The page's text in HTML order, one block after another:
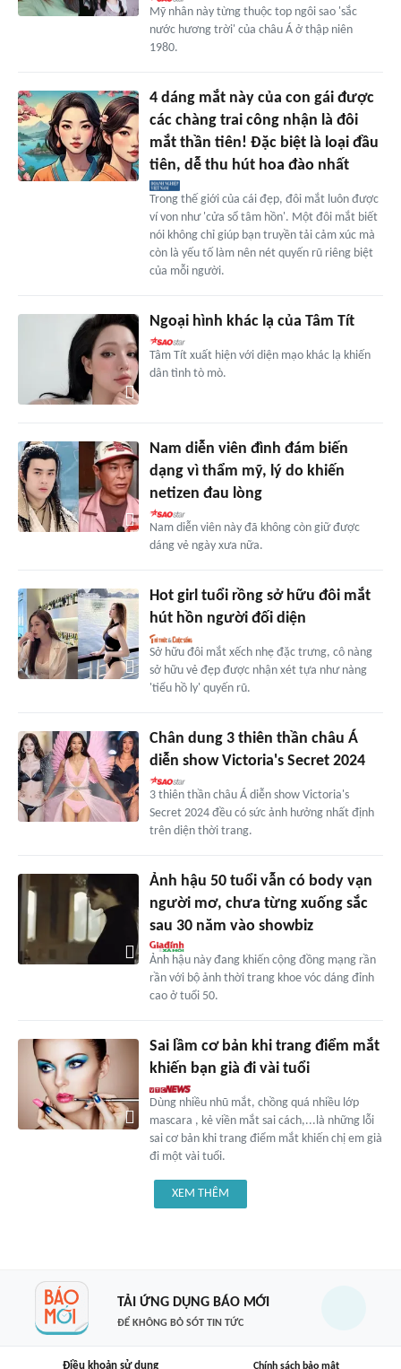
Mỹ nhân này từng thuộc top ngôi sao 'sắc
nước hương trời' của châu Á ở thập niên
1980.
4 dáng mắt này của con gái được
các chàng trai công nhận là đôi
mắt thần tiên! Đặc biệt là loại đầu
tiên, dễ thu hút hoa đào nhất
Trong thế giới của cái đẹp, đôi mắt luôn được
ví von như 'cửa sổ tâm hồn'. Một đôi mắt biết
nói không chỉ giúp bạn truyền tải cảm xúc mà
còn là yếu tố làm nên nét quyến rũ riêng biệt
của mỗi người.
Ngoại hình khác lạ của Tâm Tít
Tâm Tít xuất hiện với diện mạo khác lạ khiến
dân tình tò mò.
Nam diễn viên đình đám biến
dạng vì thẩm mỹ, lý do khiến
netizen đau lòng
Nam diễn viên này đã không còn giữ được
dáng vẻ ngày xưa nữa.
Hot girl tuổi rồng sở hữu đôi mắt
hút hồn người đối diện
Sở hữu đôi mắt xếch nhẹ đặc trưng, cô nàng
sở hữu vẻ đẹp được nhận xét tựa như nàng
'tiểu hồ ly' quyến rũ.
Chân dung 3 thiên thần châu Á
diễn show Victoria's Secret 2024
3 thiên thần châu Á diễn show Victoria's
Secret 2024 đều có sức ảnh hưởng nhất định
trên diện thời trang.
Ảnh hậu 50 tuổi vẫn có body vạn
người mơ, chưa từng xuống sắc
sau 30 năm vào showbiz
Ảnh hậu này đang khiến cộng đồng mạng rần
rần với bộ ảnh thời trang khoe vóc dáng đỉnh
cao ở tuổi 50.
Sai lầm cơ bản khi trang điểm mắt
khiến bạn già đi vài tuổi
Dùng nhiều nhũ mắt, chồng quá nhiều lớp
mascara , kẻ viền mắt sai cách,...là những lỗi
sai cơ bản khi trang điểm mắt khiến chị em già
đi một vài tuổi.
XEM THÊM
TẢI ỨNG DỤNG BÁO MỚI
ĐỂ KHÔNG BỎ SÓT TIN TỨC
Điều khoản sử dụng Chính sách bảo mật